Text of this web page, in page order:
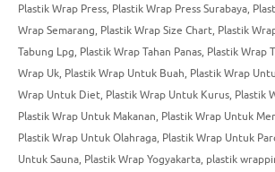
Plastik Wrap Press, Plastik Wrap Press Surabaya,
Wrap Semarang, Plastik Wrap Size Chart, Plastik
Tabung Lpg, Plastik Wrap Tahan Panas, Plastik Wrap
Wrap Uk, Plastik Wrap Untuk Buah, Plastik Wrap
Wrap Untuk Diet, Plastik Wrap Untuk Kurus, Plastik
Plastik Wrap Untuk Makanan, Plastik Wrap Untuk
Plastik Wrap Untuk Olahraga, Plastik Wrap Untuk
Untuk Sauna, Plastik Wrap Yogyakarta, plastik